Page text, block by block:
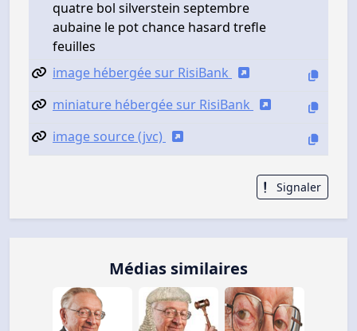
quatre bol silverstein septembre
aubaine le pot chance hasard trefle
feuilles
image hébergée sur RisiBank
miniature hébergée sur RisiBank
image source (jvc)
Signaler
Médias similaires